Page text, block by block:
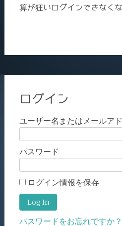
算が狂いログインできなくな
ログイン
ユーザー名またはメールア
パスワード
ログイン情報を保存
パスワードをお忘れですか？